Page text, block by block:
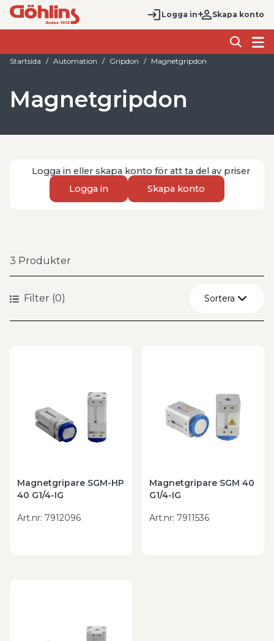
Logga in Skapa konto
Startsida Automation Gripdon Magnetgripdon
Magnetgripdon
Logga in eller skapa konto för att ta del av priser
Logga in
Skapa konto
3 Produkter
Filter (0) Sortera
Magnetgripare SGM-HP
40 G1/4-IG
Art.nr: 7912096
Magnetgripare SGM 40
G1/4-IG
Art.nr: 7911536